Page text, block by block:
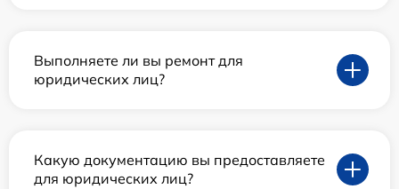
Выполняете ли вы ремонт для
юридических лиц?
Какую документацию вы предоставляете
для юридических лиц?